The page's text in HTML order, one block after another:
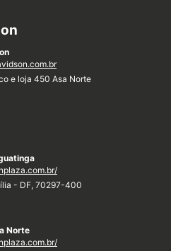
e loja 450 Asa Norte
- DF, 70297-400
Norte